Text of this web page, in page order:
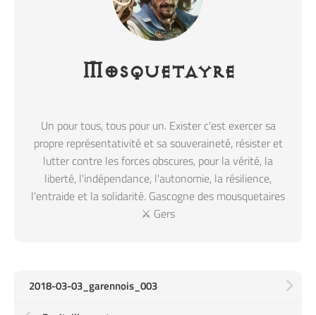
Mosquetayre
Un pour tous, tous pour un. Exister c'est exercer sa
propre représentativité et sa souveraineté, résister et
lutter contre les forces obscures, pour la vérité, la
liberté, l'indépendance, l'autonomie, la résilience,
l'entraide et la solidarité. Gascogne des mousquetaires
⚔️ Gers
2018-03-03_garennois_003